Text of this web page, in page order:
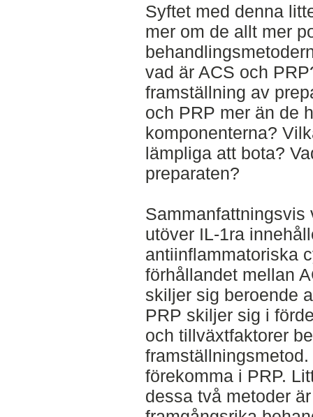
Syftet med denna
mer om de allt mer
vad är ACS och
framställning av
och PRP mer än de
komponenterna?
lämpliga att bota?
preparaten?
Sammanfattningsvis
utöver IL-1ra
antiinflammatoriska
förhållandet mellan
skiljer sig beroende
PRP skiljer sig i
och tillväxtfaktorer
förekomma i PRP.
dessa två metoder